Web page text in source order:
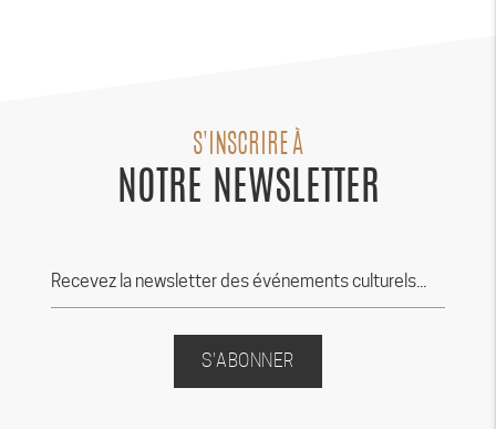
S'INSCRIRE À
NOTRE NEWSLETTER
S'ABONNER